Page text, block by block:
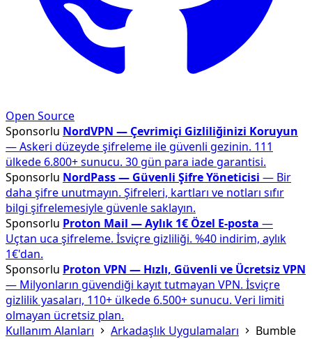
Open Source
Sponsorlu NordVPN — Çevrimiçi Gizliliğinizi Koruyun
— Askeri düzeyde şifreleme ile güvenli gezinin. 111
ülkede 6.800+ sunucu. 30 gün para iade garantisi.
Sponsorlu NordPass — Güvenli Şifre Yöneticisi — Bir
daha şifre unutmayın. Şifreleri, kartları ve notları sıfır
bilgi şifrelemesiyle güvenle saklayın.
Sponsorlu Proton Mail — Aylık 1€ Özel E-posta —
Uçtan uca şifreleme. İsviçre gizliliği. %40 indirim, aylık
1€'dan.
Sponsorlu Proton VPN — Hızlı, Güvenli ve Ücretsiz VPN
— Milyonların güvendiği kayıt tutmayan VPN. İsviçre
gizlilik yasaları, 110+ ülkede 6.500+ sunucu. Veri limiti
olmayan ücretsiz plan.
Kullanım Alanları
Arkadaşlık Uygulamaları Bumble